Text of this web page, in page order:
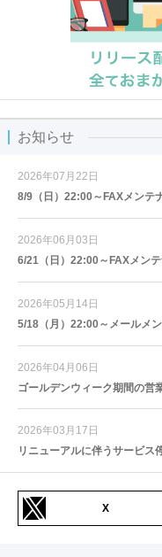
お知らせ
2026年07月22日
8/9（日）22:00～FAXメンテ
2026年06月03日
6/21（日）22:00～FAXメン
2026年05月14日
5/18（月）22:00～メールメ
2026年04月06日
ゴールデンウィーク期間の営
2026年03月17日
リニューアルに伴うサービス
X